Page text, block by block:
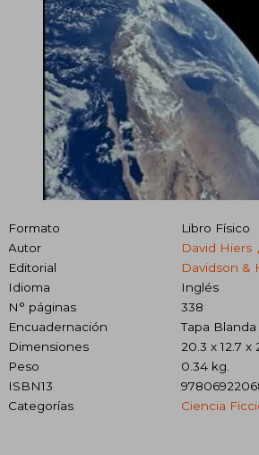
Formato
Libro Físico
Autor
David Hiers
Editorial
Davidson &
Idioma
Inglés
N° páginas
338
Encuadernación
Tapa Blanda
Dimensiones
20.3 x 12.7 x
Peso
0.34 kg.
ISBN13
Categorías
Ciencia